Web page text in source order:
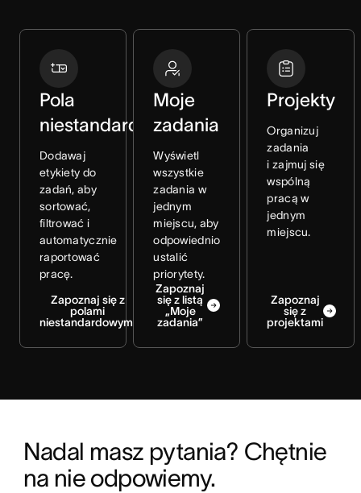
Pola
niestandardowe
Dodawaj
etykiety do
zadań, aby
sortować,
filtrować i
automatycznie
raportować
pracę.
Zapoznaj się z
polami
niestandardowymi
Moje
zadania
Wyświetl
wszystkie
zadania w
jednym
miejscu, aby
odpowiednio
ustalić
priorytety.
Zapoznaj
się z listą
„Moje
zadania”
Projekty
Organizuj
zadania
i zajmuj się
wspólną
pracą w
jednym
miejscu.
Zapoznaj
się z
projektami
Nadal masz pytania? Chętnie
na nie odpowiemy.